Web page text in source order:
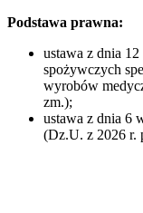
Podstawa prawna:
ustawa z dnia
spożywczych
wyrobów
zm.);
ustawa z dnia 6
(Dz.U. z 2026 r.